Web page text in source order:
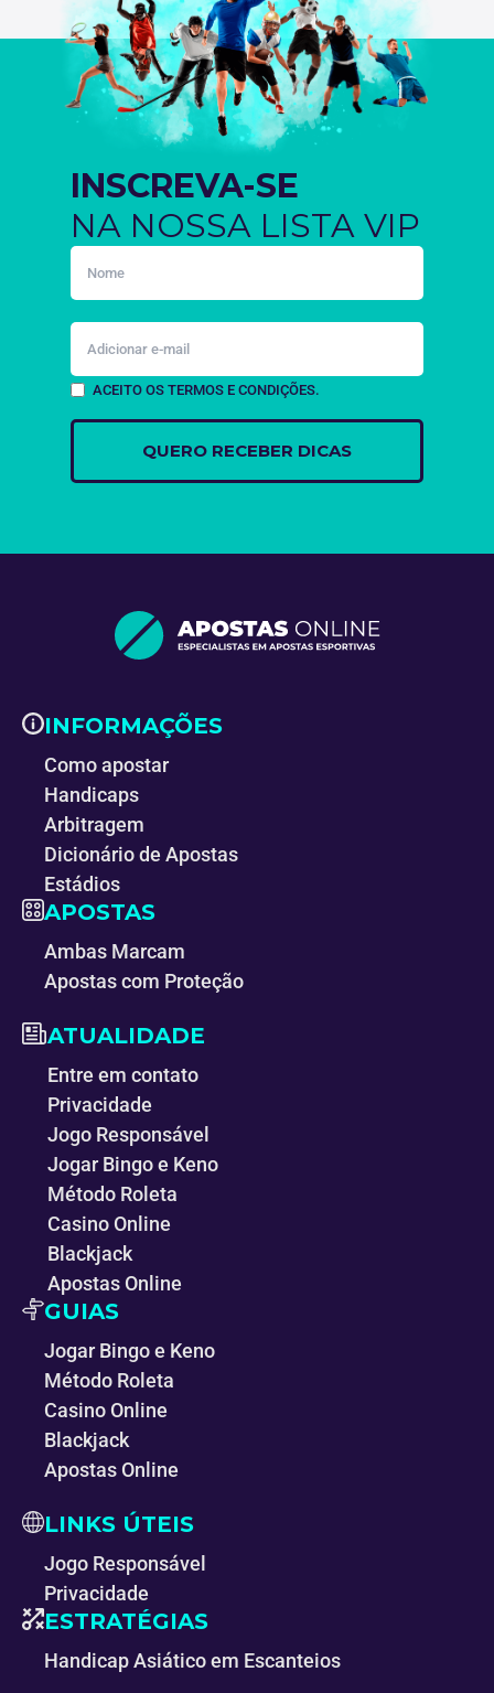
INSCREVA-SE
NA NOSSA LISTA VIP
ACEITO OS TERMOS E CONDIÇÕES.
INFORMAÇÕES
Como apostar
Handicaps
Arbitragem
Dicionário de Apostas
Estádios
APOSTAS
Ambas Marcam
Apostas com Proteção
ATUALIDADE
Entre em contato
Privacidade
Jogo Responsável
Jogar Bingo e Keno
Método Roleta
Casino Online
Blackjack
Apostas Online
GUIAS
Jogar Bingo e Keno
Método Roleta
Casino Online
Blackjack
Apostas Online
LINKS ÚTEIS
Jogo Responsável
Privacidade
ESTRATÉGIAS
Handicap Asiático em Escanteios